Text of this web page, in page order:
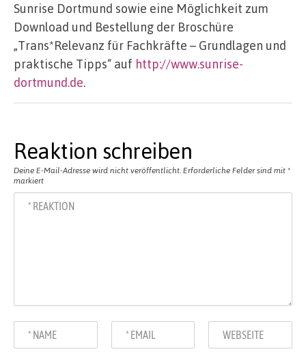
Sunrise Dortmund sowie eine Möglichkeit zum
Download und Bestellung der Broschüre
„Trans*Relevanz für Fachkräfte – Grundlagen und
praktische Tipps“ auf http://www.sunrise-
dortmund.de.
Reaktion schreiben
Deine E-Mail-Adresse wird nicht veröffentlicht. Erforderliche Felder sind mit *
markiert